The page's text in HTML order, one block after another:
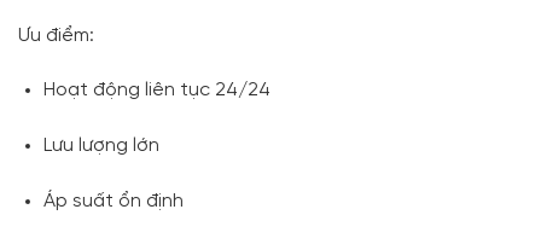
Ưu điểm:
Hoạt động liên tục 24/24
Lưu lượng lớn
Áp suất ổn định